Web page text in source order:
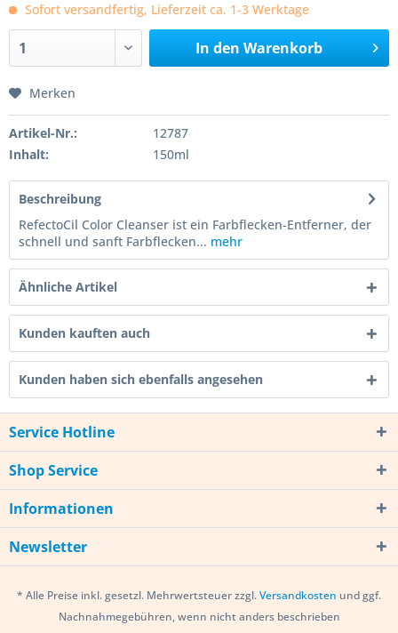
Sofort versandfertig, Lieferzeit ca. 1-3 Werktage
In den Warenkorb
Merken
Artikel-Nr.:
12787
Inhalt:
150ml
Beschreibung
RefectoCil Color Cleanser ist ein Farbflecken-Entferner, der
schnell und sanft Farbflecken... mehr
Ähnliche Artikel
Kunden kauften auch
Kunden haben sich ebenfalls angesehen
Service Hotline
Shop Service
Informationen
Newsletter
* Alle Preise inkl. gesetzl. Mehrwertsteuer zzgl.Versandkosten und ggf.
Nachnahmegebühren, wenn nicht anders beschrieben